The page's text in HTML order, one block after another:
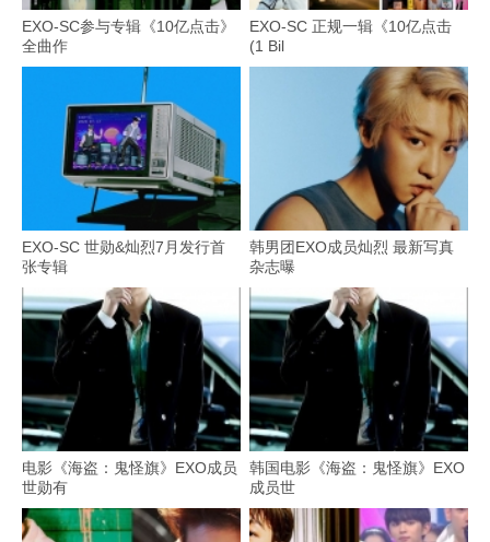
EXO-SC参与专辑《10亿点击》
全曲作
EXO-SC 正规一辑《10亿点击
(1 Bil
EXO-SC 世勋&灿烈7月发行首
张专辑
韩男团EXO成员灿烈 最新写真
杂志曝
电影《海盗：鬼怪旗》EXO成员
世勋有
韩国电影《海盗：鬼怪旗》EXO
成员世